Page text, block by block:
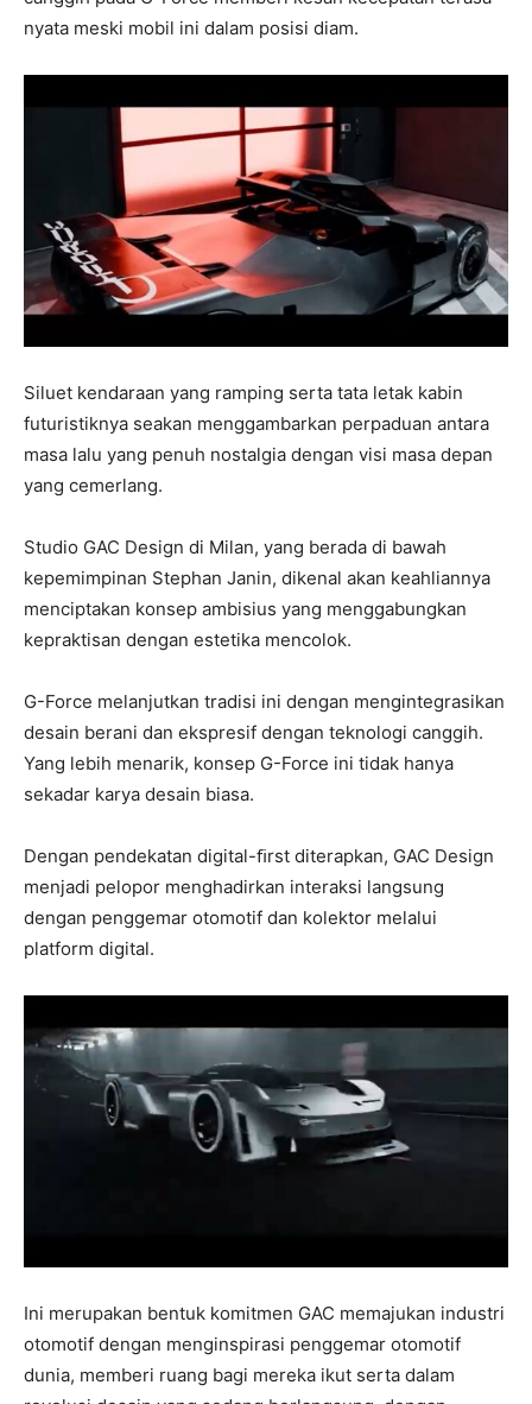
nyata meski mobil ini dalam posisi diam.
Siluet kendaraan yang ramping serta tata letak kabin
futuristiknya seakan menggambarkan perpaduan antara
masa lalu yang penuh nostalgia dengan visi masa depan
yang cemerlang.
Studio GAC Design di Milan, yang berada di bawah
kepemimpinan Stephan Janin, dikenal akan keahliannya
menciptakan konsep ambisius yang menggabungkan
kepraktisan dengan estetika mencolok.
G-Force melanjutkan tradisi ini dengan mengintegrasikan
desain berani dan ekspresif dengan teknologi canggih.
Yang lebih menarik, konsep G-Force ini tidak hanya
sekadar karya desain biasa.
Dengan pendekatan digital-ﬁrst diterapkan, GAC Design
menjadi pelopor menghadirkan interaksi langsung
dengan penggemar otomotif dan kolektor melalui
platform digital.
Ini merupakan bentuk komitmen GAC memajukan industri
otomotif dengan menginspirasi penggemar otomotif
dunia, memberi ruang bagi mereka ikut serta dalam